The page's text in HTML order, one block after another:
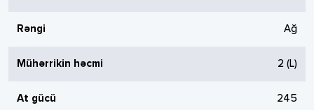
Rəngi Ağ
Mühərrikin həcmi 2 (L)
At gücü 245